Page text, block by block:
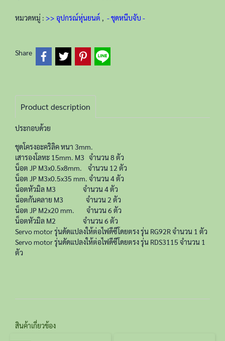
หมวดหมู่ : >> อุปกรณ์หุ่นยนต์ , - ชุดหนีบจับ -
Share
Product description
ประกอบด้วย
ชุดโครงอะคริลิค หนา 3mm.
เสารองโลหะ 15mm. M3 จำนวน 8 ตัว
น็อต JP M3x0.5x8mm. จำนวน 12 ตัว
น็อต JP M3x0.5x35 mm. จำนวน 4 ตัว
น็อตหัวมิล M3 จำนวน 4 ตัว
น็อตกันคลาย M3 จำนวน 2 ตัว
น็อต JP M2x20 mm. จำนวน 6 ตัว
น็อตหัวมิล M2 จำนวน 6 ตัว
Servo motor รุ่นดัดแปลงให้ต่อไฟดีซีโดยตรง รุ่น RG92R จำนวน 1 ตัว
Servo motor รุ่นดัดแปลงให้ต่อไฟดีซีโดยตรง รุ่น RDS3115 จำนวน 1
ตัว
สินค้าเกี่ยวข้อง